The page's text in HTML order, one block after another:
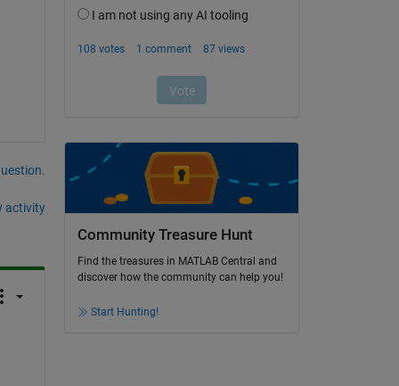
activity
Community Treasure Hunt
Find the treasures in MATLAB Central and
discover how the community can help you!
Start Hunting!